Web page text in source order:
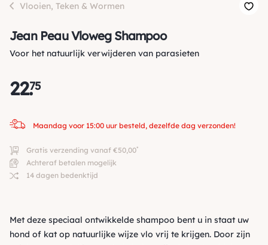
Vlooien, Teken & Wormen
Jean Peau Vloweg Shampoo
Voor het natuurlijk verwijderen van parasieten
22.
75
Maandag voor 15:00 uur besteld, dezelfde dag verzonden!
Gratis verzending vanaf €50,00*
Achteraf betalen mogelijk
14 dagen bedenktijd
Met deze speciaal ontwikkelde shampoo bent u in staat uw
hond of kat op natuurlijke wijze vlo vrij te krijgen. Door zijn